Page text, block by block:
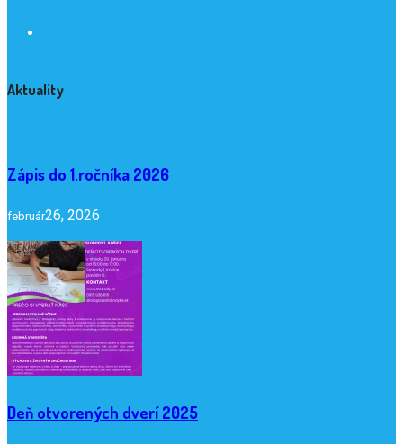
Aktuality
Zápis do 1.ročníka 2026
február26, 2026
Deň otvorených dverí 2025